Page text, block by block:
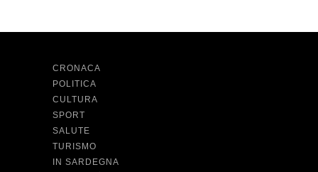
CRONACA
POLITICA
CULTURA
SPORT
SALUTE
TURISMO
IN SARDEGNA